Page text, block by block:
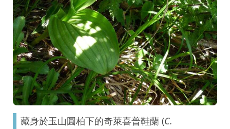
藏身於玉山圓柏下的奇萊喜普鞋蘭 (C.